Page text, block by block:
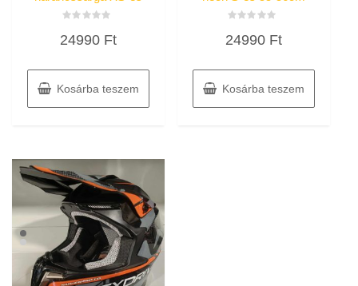
0
24990 Ft
Kosárba teszem
0
24990 Ft
Kosárba teszem